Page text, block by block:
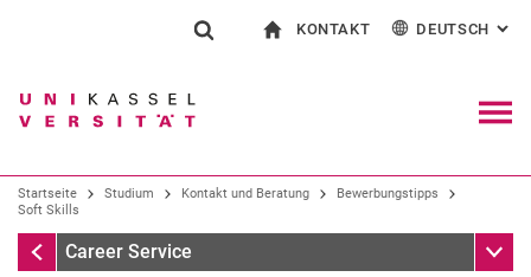
Springe direkt zu: Inhalt
Springe direkt zu: Suche
Springe direkt zu:
KONTAKT
Kontakt für Presse und Öffentlichkeit
Einrichtungen suchen
Personen suchen
DEUTSCH :
Startseite Studium Kontakt und Beratung
Bewerbungstipps
Soft Skills
Bewerbungstipps
Career Service